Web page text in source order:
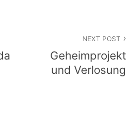
NEXT POST
Geheimprojekt
und Verlosung